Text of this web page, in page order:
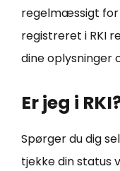
regelmæssigt for
registreret i RKI
dine oplysninger
Er jeg i
Spørger du dig
tjekke din status